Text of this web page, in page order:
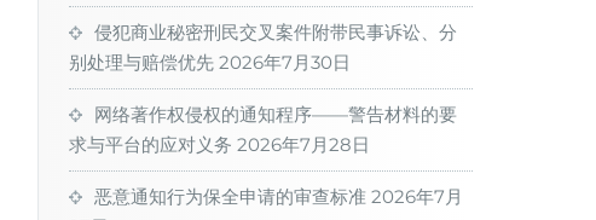
侵犯商业秘密刑民交叉案件附带民事诉讼、分
别处理与赔偿优先 2026年7月30日
网络著作权侵权的通知程序——警告材料的要
求与平台的应对义务 2026年7月28日
恶意通知行为保全申请的审查标准 2026年7月